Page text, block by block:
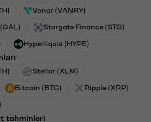
Vanar (VANRY)
Stargate Finance (STG)
Hyperliquid (HYPE)
Stellar (XLM)
Bitcoin (BTC) Ripple (XRP)
tahminleri